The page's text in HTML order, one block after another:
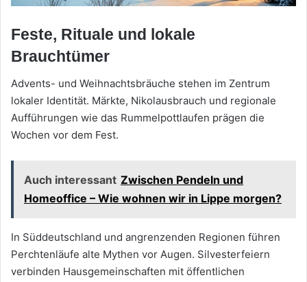
Feste, Rituale und lokale
Brauchtümer
Advents- und Weihnachtsbräuche stehen im Zentrum
lokaler Identität. Märkte, Nikolausbrauch und regionale
Aufführungen wie das Rummelpottlaufen prägen die
Wochen vor dem Fest.
Auch interessant Zwischen Pendeln und
Homeoffice – Wie wohnen wir in Lippe morgen?
In Süddeutschland und angrenzenden Regionen führen
Perchtenläufe alte Mythen vor Augen. Silvesterfeiern
verbinden Hausgemeinschaften mit öffentlichen